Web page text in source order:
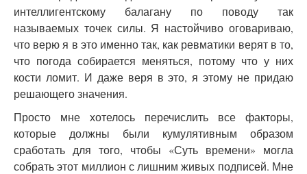
интеллигентскому балагану по поводу так
называемых точек силы. Я настойчиво оговариваю,
что верю я в это именно так, как ревматики верят в то,
что погода собирается меняться, потому что у них
кости ломит. И даже веря в это, я этому не придаю
решающего значения.
Просто мне хотелось перечислить все факторы,
которые должны были кумулятивным образом
сработать для того, чтобы «Суть времени» могла
собрать этот миллион с лишним живых подписей. Мне